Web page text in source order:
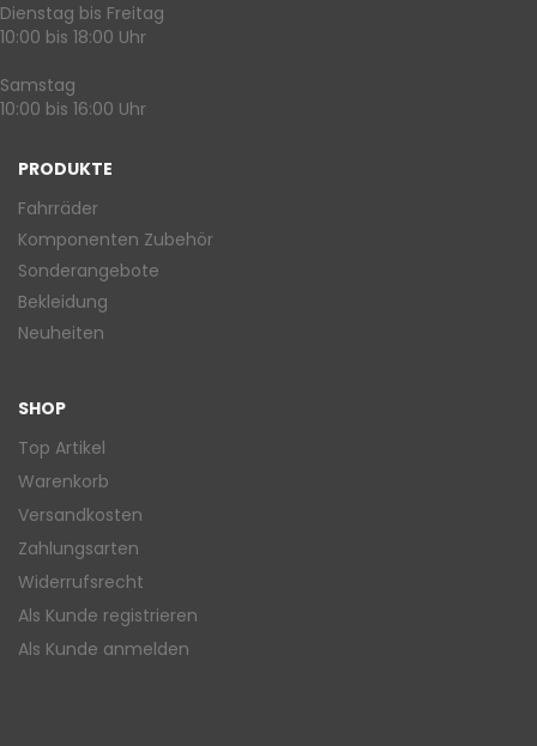
Dienstag bis Freitag
10:00 bis 18:00 Uhr
Samstag
10:00 bis 16:00 Uhr
PRODUKTE
Fahrräder
Komponenten Zubehör
Sonderangebote
Bekleidung
Neuheiten
SHOP
Top Artikel
Warenkorb
Versandkosten
Zahlungsarten
Widerrufsrecht
Als Kunde registrieren
Als Kunde anmelden